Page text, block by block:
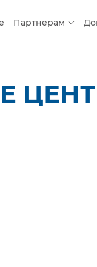
Партнерам